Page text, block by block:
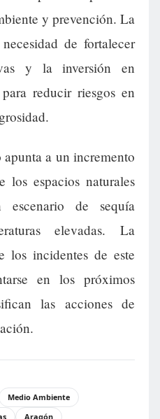
y prevención. La
de fortalecer
y la inversión en
reducir riesgos en
a un incremento
los espacios naturales
de sequía
elevadas. La
los incidentes de este
en los próximos
las acciones de
Medio Ambiente
Aragón